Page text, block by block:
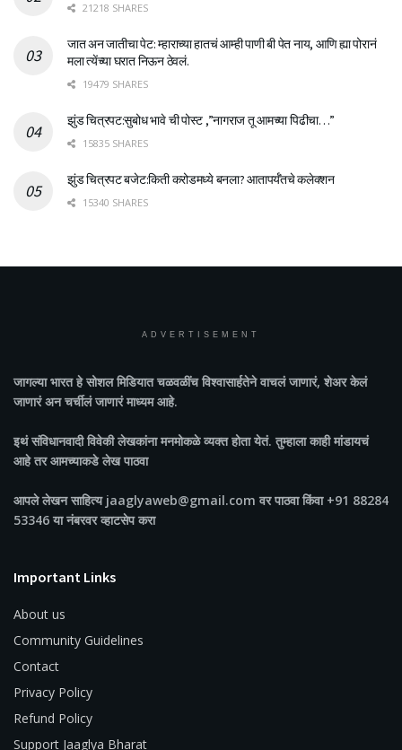
21218 SHARES
जात अन जातीचा पेट: म्हाराच्या हातचं आम्ही पाणी बी पेत नाय, आणि ह्या पोरानं
मला त्येंच्या घरात निऊन ठेवलं.
19479 SHARES
झुंड चित्रपट:सुबोध भावे ची पोस्ट ,”नागराज तू आमच्या पिढीचा…”
15835 SHARES
झुंड चित्रपट बजेट:किती करोडमध्ये बनला? आतापर्यँतचे कलेक्शन
15340 SHARES
ADVERTISEMENT
जागल्या भारतहे सोशल मिडियात चळवळींच विश्वासार्हतेने वाचलं जाणारं, शेअर केलं
जाणारं अन चर्चीलं जाणारं माध्यम आहे.
इथं संविधानवादी विवेकी लेखकांना मनमोकळे व्यक्त होता येतं. तुम्हाला काही मांडायचं
आहे तर आमच्याकडे लेख पाठवा
आपले लेखन साहित्य jaaglyaweb@gmail.com वर पाठवा किंवा +91 88284
53346 या नंबरवर व्हाटसेप करा
Important Links
About us
Community Guidelines
Contact
Privacy Policy
Refund Policy
Support Jaaglya Bharat